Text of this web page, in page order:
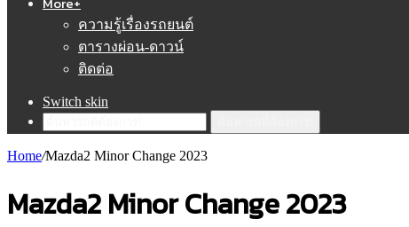
ความรู้เรื่องรถยนต์
ตารางผ่อน-ดาวน์
ติดต่อ
Switch skin
Home/Mazda2 Minor Change 2023
Mazda2 Minor Change 2023